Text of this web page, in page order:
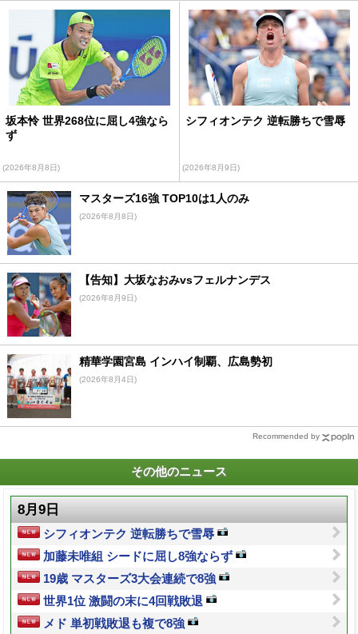
坂本怜 世界268位に屈し4強なら
ず
(2026年8月8日)
シフィオンテク 逆転勝ちで雪辱
(2026年8月9日)
マスターズ16強 TOP10は1人のみ
(2026年8月8日)
【告知】大坂なおみvsフェルナンデス
(2026年8月9日)
精華学園宮島 インハイ制覇、広島勢初
(2026年8月4日)
Recommended by
その他のニュース
8月9日
シフィオンテク 逆転勝ちで雪辱
加藤未唯組 シードに屈し8強ならず
19歳 マスターズ3大会連続で8強
世界1位 激闘の末に4回戦敗退
メド 単初戦敗退も複で8強